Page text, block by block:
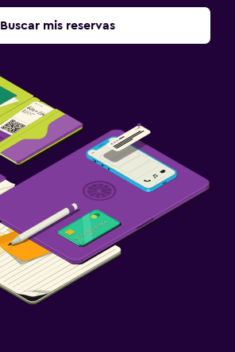
Buscar mis reservas